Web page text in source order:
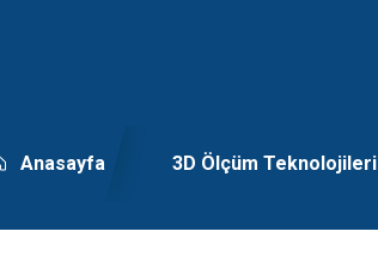
Anasayfa 3D Ölçüm Teknolojileri